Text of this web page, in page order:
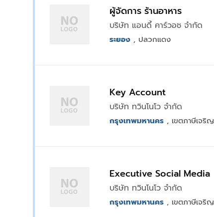
ผู้จัดการ ร้านอาหาร
บริษัท แอนดี้ คาร์วอช จำกัด
ระยอง, ปลวกแดง
Key Account
บริษัท ทวินโนโว จำกัด
กรุงเทพมหานคร, เขตภาษีเจริญ
Executive Social Media
บริษัท ทวินโนโว จำกัด
กรุงเทพมหานคร, เขตภาษีเจริญ